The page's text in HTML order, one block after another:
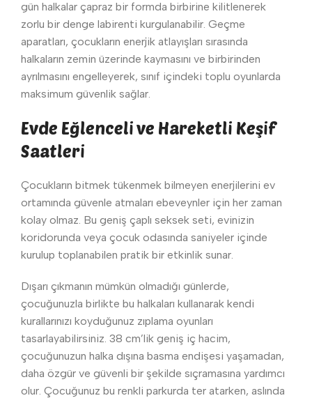
gün halkalar çapraz bir formda birbirine kilitlenerek
zorlu bir denge labirenti kurgulanabilir. Geçme
aparatları, çocukların enerjik atlayışları sırasında
halkaların zemin üzerinde kaymasını ve birbirinden
ayrılmasını engelleyerek, sınıf içindeki toplu oyunlarda
maksimum güvenlik sağlar.
Evde Eğlenceli ve Hareketli Keşif
Saatleri
Çocukların bitmek tükenmek bilmeyen enerjilerini ev
ortamında güvenle atmaları ebeveynler için her zaman
kolay olmaz. Bu geniş çaplı seksek seti, evinizin
koridorunda veya çocuk odasında saniyeler içinde
kurulup toplanabilen pratik bir etkinlik sunar.
Dışarı çıkmanın mümkün olmadığı günlerde,
çocuğunuzla birlikte bu halkaları kullanarak kendi
kurallarınızı koyduğunuz zıplama oyunları
tasarlayabilirsiniz. 38 cm’lik geniş iç hacim,
çocuğunuzun halka dışına basma endişesi yaşamadan,
daha özgür ve güvenli bir şekilde sıçramasına yardımcı
olur. Çocuğunuz bu renkli parkurda ter atarken, aslında